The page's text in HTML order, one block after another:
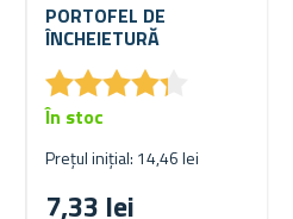
PORTOFEL DE
ÎNCHEIETURĂ
★★★★★
★★★★★
Prețul inițial: 14,46 lei
7,33 lei
În stoc